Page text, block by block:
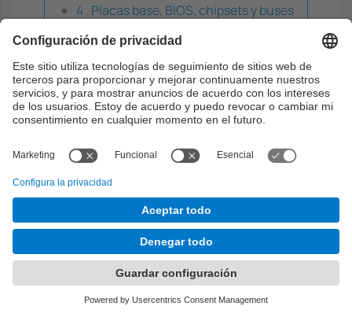
4 . Placas base, BIOS, chipsets y buses
Teoría
Problemas
0h
Laboratorio
Aprendizaje dirigido
0h
Aprendizaje autónomo
0.8h
Cuarta sesión de presentaciones